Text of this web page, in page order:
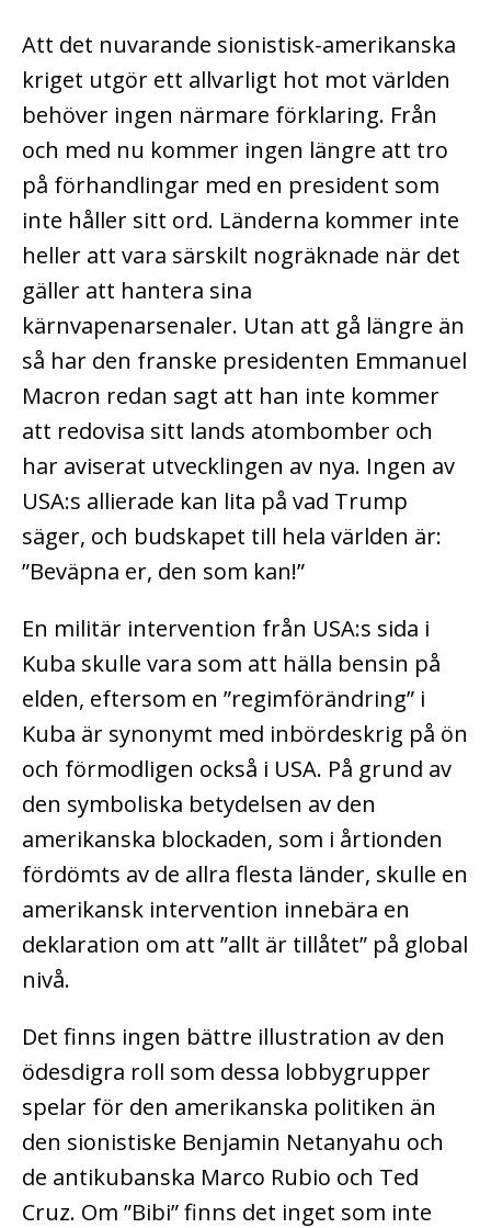
Att det nuvarande sionistisk-amerikanska
kriget utgör ett allvarligt hot mot världen
behöver ingen närmare förklaring. Från
och med nu kommer ingen längre att tro
på förhandlingar med en president som
inte håller sitt ord. Länderna kommer inte
heller att vara särskilt nogräknade när det
gäller att hantera sina
kärnvapenarsenaler. Utan att gå längre än
så har den franske presidenten Emmanuel
Macron redan sagt att han inte kommer
att redovisa sitt lands atombomber och
har aviserat utvecklingen av nya. Ingen av
USA:s allierade kan lita på vad Trump
säger, och budskapet till hela världen är:
”Beväpna er, den som kan!”
En militär intervention från USA:s sida i
Kuba skulle vara som att hälla bensin på
elden, eftersom en ”regimförändring” i
Kuba är synonymt med inbördeskrig på ön
och förmodligen också i USA. På grund av
den symboliska betydelsen av den
amerikanska blockaden, som i årtionden
fördömts av de allra flesta länder, skulle en
amerikansk intervention innebära en
deklaration om att ”allt är tillåtet” på global
nivå.
Det finns ingen bättre illustration av den
ödesdigra roll som dessa lobbygrupper
spelar för den amerikanska politiken än
den sionistiske Benjamin Netanyahu och
de antikubanska Marco Rubio och Ted
Cruz. Om ”Bibi” finns det inget som inte